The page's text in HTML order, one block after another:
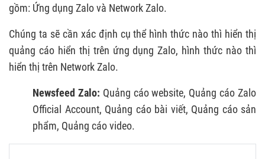
gồm: Ứng dụng Zalo và Network Zalo.
Chúng ta sẽ cần xác định cụ thể hình thức nào thì hiển thị
quảng cáo hiển thị trên ứng dụng Zalo, hình thức nào thì
hiển thị trên Network Zalo.
Newsfeed Zalo: Quảng cáo website, Quảng cáo Zalo
Official Account, Quảng cáo bài viết, Quảng cáo sản
phẩm, Quảng cáo video.